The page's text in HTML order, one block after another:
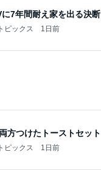
に7年間耐え家を出る決断
ピックス 1日前
院後くら寿司で昼ごはん
ピックス 2日前